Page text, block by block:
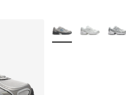
Meer kleuren